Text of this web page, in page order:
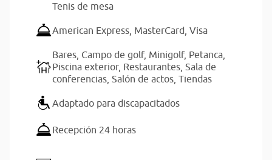
Tenis de mesa
American Express, MasterCard, Visa
Bares, Campo de golf, Minigolf, Petanca,
Piscina exterior, Restaurantes, Sala de
conferencias, Salón de actos, Tiendas
Adaptado para discapacitados
Recepción 24 horas